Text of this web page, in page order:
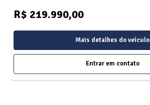
R$ 219.990,00
Mais detalhes do veículo
Entrar em contato